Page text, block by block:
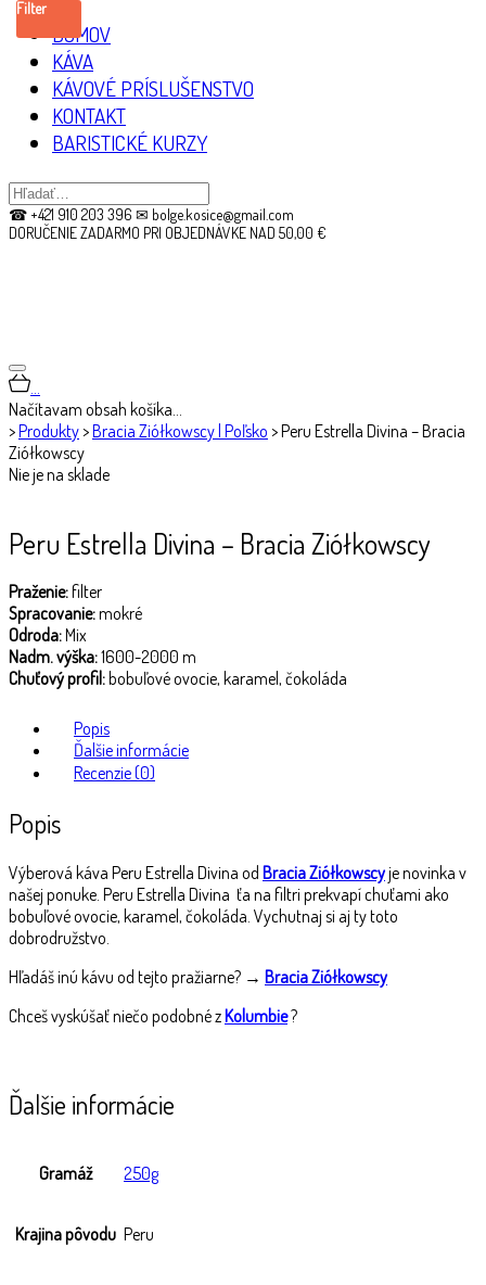
DOMOV
KÁVA
KÁVOVÉ PRÍSLUŠENSTVO
KONTAKT
BARISTICKÉ KURZY
☎ +421 910 203 396 ✉ bolge.kosice@gmail.com
DORUČENIE ZADARMO PRI OBJEDNÁVKE NAD 50,00 €
…
Načítavam obsah košíka…
>Produkty>Bracia Ziółkowscy | Poľsko >Peru Estrella Divina – Bracia
Ziółkowscy
Nie je na sklade
Filter
Peru Estrella Divina – Bracia Ziółkowscy
Praženie:filter
Spracovanie:mokré
Odroda:Mix
Nadm. výška:1600-2000 m
Chuťový profil:bobuľové ovocie, karamel, čokoláda
Popis
Ďalšie informácie
Recenzie (0)
Popis
Výberová káva Peru Estrella Divina od Bracia Ziółkowscyje novinka v
našej ponuke. Peru Estrella Divina ťa na filtri prekvapí chuťami ako
bobuľové ovocie, karamel, čokoláda. Vychutnaj si aj ty toto
dobrodružstvo.
Hľadáš inú kávu od tejto pražiarne? → Bracia Ziółkowscy
Chceš vyskúšať niečo podobné zKolumbie?
Ďalšie informácie
Gramáž 250g
Krajina pôvodu Peru